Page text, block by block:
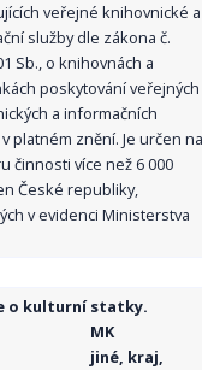
veřejné knihovnické a
služby dle zákona č.
Sb., o knihovnách a
poskytování veřejných
a informačních
platném znění. Je určen na
činnosti více než 6 000
České republiky,
v evidenci Ministerstva
o kulturní statky.
MK
jiné, kraj,